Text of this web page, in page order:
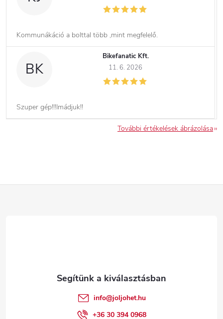
Kommunákáció a bolttal több ,mint megfelelő.
BK
Bikefanatic Kft.
11. 6. 2026
Szuper gép!!!Imádjuk!!
További értékelések ábrázolása
info@joljohet.hu
+36 30 394 0968